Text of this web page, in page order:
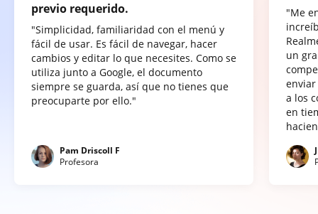
previo requerido.
"Simplicidad, familiaridad con el menú y
fácil de usar. Es fácil de navegar, hacer
cambios y editar lo que necesites. Como se
utiliza junto a Google, el documento
siempre se guarda, así que no tienes que
preocuparte por ello."
Pam Driscoll F
Profesora
"Me
un
a los
en